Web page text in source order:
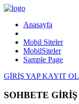
Anasayfa
Mobil Siteler
MobilSiteler
Sample Page
GİRİŞ YAP KAYIT OL
SOHBETE GİRİŞ